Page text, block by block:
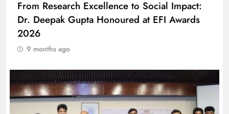
From Research Excellence to Social Impact:
Dr. Deepak Gupta Honoured at EFI Awards
2026
9 months ago